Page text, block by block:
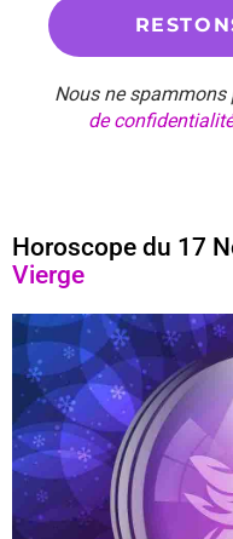
Nous ne
de confidentialité
Horoscope du 17
Vierge